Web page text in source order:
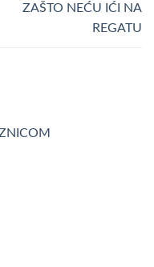
ZAŠTO NEĆU IĆI NA
REGATU